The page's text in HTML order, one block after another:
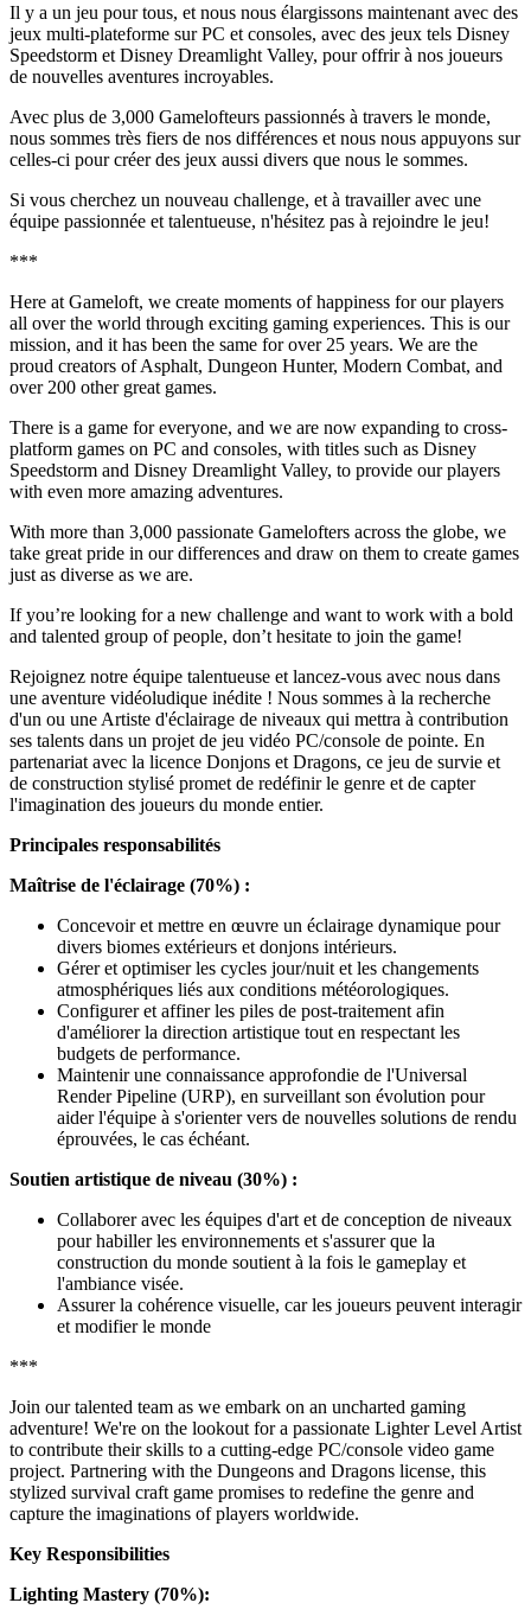
Il y a un jeu pour tous, et nous nous élargissons maintenant avec des
jeux multi-plateforme sur PC et consoles, avec des jeux tels Disney
Speedstorm et Disney Dreamlight Valley, pour offrir à nos joueurs
de nouvelles aventures incroyables.
Avec plus de 3,000 Gamelofteurs passionnés à travers le monde,
nous sommes très fiers de nos différences et nous nous appuyons sur
celles-ci pour créer des jeux aussi divers que nous le sommes.
Si vous cherchez un nouveau challenge, et à travailler avec une
équipe passionnée et talentueuse, n'hésitez pas à rejoindre le jeu!
***
Here at Gameloft, we create moments of happiness for our players
all over the world through exciting gaming experiences. This is our
mission, and it has been the same for over 25 years. We are the
proud creators of Asphalt, Dungeon Hunter, Modern Combat, and
over 200 other great games.
There is a game for everyone, and we are now expanding to cross-
platform games on PC and consoles, with titles such as Disney
Speedstorm and Disney Dreamlight Valley, to provide our players
with even more amazing adventures.
With more than 3,000 passionate Gamelofters across the globe, we
take great pride in our differences and draw on them to create games
just as diverse as we are.
If you’re looking for a new challenge and want to work with a bold
and talented group of people, don’t hesitate to join the game!
Rejoignez notre équipe talentueuse et lancez-vous avec nous dans
une aventure vidéoludique inédite ! Nous sommes à la recherche
d'un ou une Artiste d'éclairage de niveaux qui mettra à contribution
ses talents dans un projet de jeu vidéo PC/console de pointe. En
partenariat avec la licence Donjons et Dragons, ce jeu de survie et
de construction stylisé promet de redéfinir le genre et de capter
l'imagination des joueurs du monde entier.
Principales responsabilités
Maîtrise de l'éclairage (70%) :
Concevoir et mettre en œuvre un éclairage dynamique pour
divers biomes extérieurs et donjons intérieurs.
Gérer et optimiser les cycles jour/nuit et les changements
atmosphériques liés aux conditions météorologiques.
Configurer et affiner les piles de post-traitement afin
d'améliorer la direction artistique tout en respectant les
budgets de performance.
Maintenir une connaissance approfondie de l'Universal
Render Pipeline (URP), en surveillant son évolution pour
aider l'équipe à s'orienter vers de nouvelles solutions de rendu
éprouvées, le cas échéant.
Soutien artistique de niveau (30%) :
Collaborer avec les équipes d'art et de conception de niveaux
pour habiller les environnements et s'assurer que la
construction du monde soutient à la fois le gameplay et
l'ambiance visée.
Assurer la cohérence visuelle, car les joueurs peuvent interagir
et modifier le monde
***
Join our talented team as we embark on an uncharted gaming
adventure! We're on the lookout for a passionate Lighter Level Artist
to contribute their skills to a cutting-edge PC/console video game
project. Partnering with the Dungeons and Dragons license, this
stylized survival craft game promises to redefine the genre and
capture the imaginations of players worldwide.
Key Responsibilities
Lighting Mastery (70%):